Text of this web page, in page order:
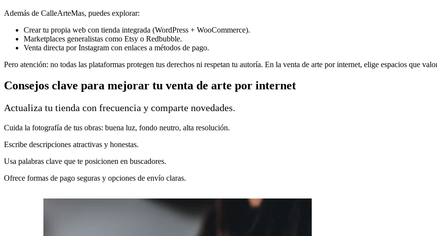
Además de CalleArteMas, puedes explorar:
Crear tu propia web con tienda integrada (WordPress + WooCommerce).
Marketplaces generalistas como Etsy o Redbubble.
Venta directa por Instagram con enlaces a métodos de pago.
Pero atención: no todas las plataformas protegen tus derechos ni respetan tu autoría. En la venta de arte por internet, elige espacios que
Consejos clave para mejorar tu venta de arte por internet
Actualiza tu tienda con frecuencia y comparte novedades.
Cuida la fotografía de tus obras: buena luz, fondo neutro, alta resolución.
Escribe descripciones atractivas y honestas.
Usa palabras clave que te posicionen en buscadores.
Ofrece formas de pago seguras y opciones de envío claras.